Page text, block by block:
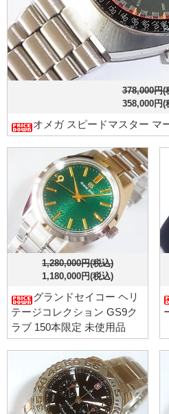
378,000円(
358,000円(
オメガ スピードマスター マ
1,280,000円(税込)
1,180,000円(税込)
グランドセイコー ヘリ
テージコレクション GS9ク
ラブ 150本限定 未使用品